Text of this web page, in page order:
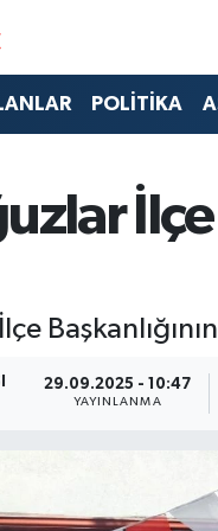
POLİTİKA
29.09.2025 - 10:47
YAYINLANMA
Fikstür